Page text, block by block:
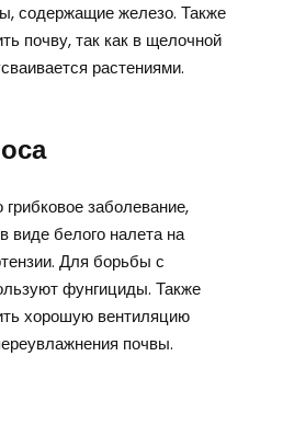
содержащие железо. Также
почву, так как в щелочной
растениями.
заболевание,
виде белого налета на
Для борьбы с
фунгициды. Также
хорошую вентиляцию
почвы.